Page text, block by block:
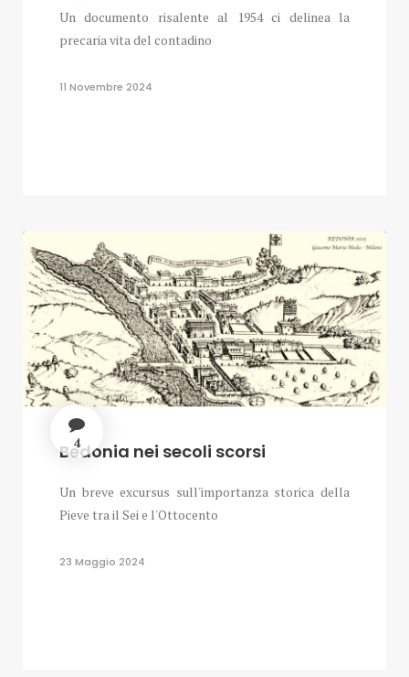
Un documento risalente al 1954 ci delinea la
precaria vita del contadino
11 Novembre 2024
4
Bedonia nei secoli scorsi
Un breve excursus sull'importanza storica della
Pieve tra il Sei e l'Ottocento
23 Maggio 2024